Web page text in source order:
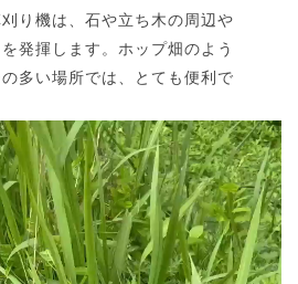
り機は、石や立ち木の周辺や
発揮します。ホップ畑のよう
多い場所では、とても便利で